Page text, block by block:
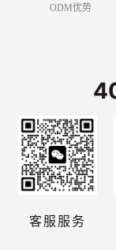
ODM优势
客服服务